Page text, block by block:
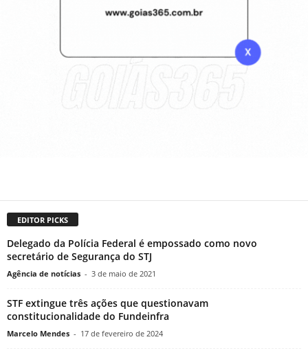
EDITOR PICKS
Delegado da Polícia Federal é empossado como novo
secretário de Segurança do STJ
Agência de notícias - 3 de maio de 2021
STF extingue três ações que questionavam
constitucionalidade do Fundeinfra
Marcelo Mendes - 17 de fevereiro de 2024